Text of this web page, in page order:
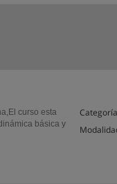
curso esta
básica y